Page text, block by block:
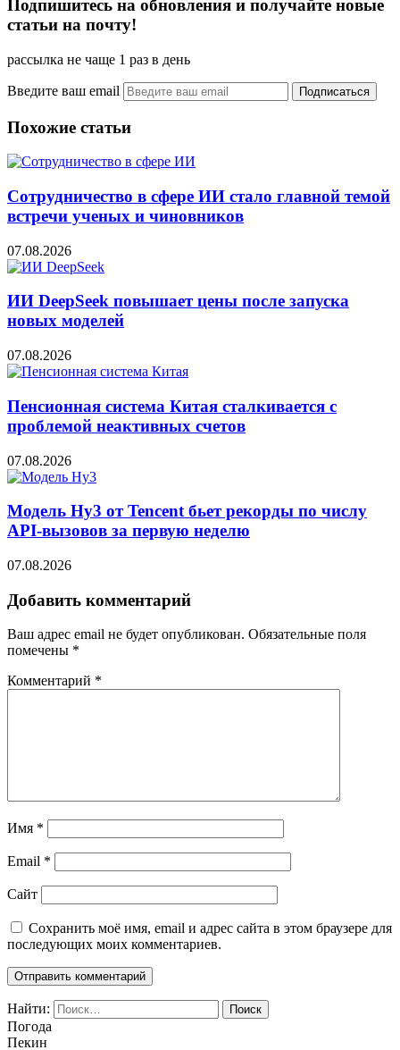
Подпишитесь на обновления и получайте новые
статьи на почту!
рассылка не чаще 1 раз в день
Введите ваш email
Похожие статьи
Сотрудничество в сфере ИИ стало главной темой
встречи ученых и чиновников
07.08.2026
ИИ DeepSeek повышает цены после запуска
новых моделей
07.08.2026
Пенсионная система Китая сталкивается с
проблемой неактивных счетов
07.08.2026
Модель Hy3 от Tencent бьет рекорды по числу
API-вызовов за первую неделю
07.08.2026
Добавить комментарий
Ваш адрес email не будет опубликован. Обязательные поля
помечены *
Комментарий *
Имя *
Email *
Сайт
Сохранить моё имя, email и адрес сайта в этом браузере для
последующих моих комментариев.
Найти:
Погода
Пекин